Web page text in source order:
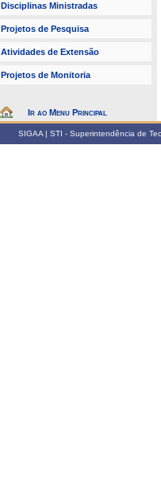
Disciplinas Ministradas
Projetos de Pesquisa
Atividades de Extensão
Projetos de Monitoria
Ir ao Menu Principal
SIGAA | STI - Superintendência de